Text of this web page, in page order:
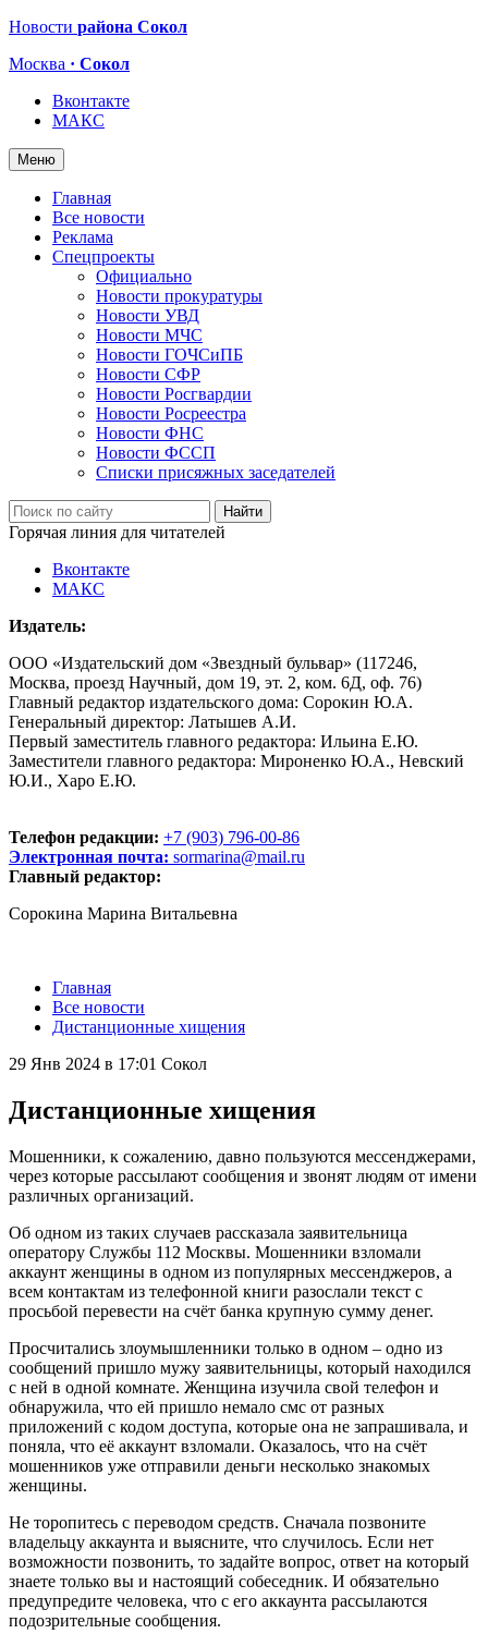
Новости района Сокол
Москва · Сокол
Вконтакте
МАКС
Меню
Главная
Все новости
Реклама
Спецпроекты
Официально
Новости прокуратуры
Новости УВД
Новости МЧС
Новости ГОЧСиПБ
Новости СФР
Новости Росгвардии
Новости Росреестра
Новости ФНС
Новости ФССП
Списки присяжных заседателей
Горячая линия для читателей
Вконтакте
МАКС
Издатель:
ООО «Издательский дом «Звездный бульвар» (117246,
Москва, проезд Научный, дом 19, эт. 2, ком. 6Д, оф. 76)
Главный редактор издательского дома: Сорокин Ю.А.
Генеральный директор: Латышев А.И.
Первый заместитель главного редактора: Ильина Е.Ю.
Заместители главного редактора: Мироненко Ю.А., Невский
Ю.И., Харо Е.Ю.
Телефон редакции: +7 (903) 796-00-86
Электронная почта: sormarina@mail.ru
Главный редактор:
Сорокина Марина Витальевна
Главная
Все новости
Дистанционные хищения
29 Янв 2024 в 17:01 Сокол
Дистанционные хищения
Мошенники, к сожалению, давно пользуются мессенджерами,
через которые рассылают сообщения и звонят людям от имени
различных организаций.
Об одном из таких случаев рассказала заявительница
оператору Службы 112 Москвы. Мошенники взломали
аккаунт женщины в одном из популярных мессенджеров, а
всем контактам из телефонной книги разослали текст с
просьбой перевести на счёт банка крупную сумму денег.
Просчитались злоумышленники только в одном – одно из
сообщений пришло мужу заявительницы, который находился
с ней в одной комнате. Женщина изучила свой телефон и
обнаружила, что ей пришло немало смс от разных
приложений с кодом доступа, которые она не запрашивала, и
поняла, что её аккаунт взломали. Оказалось, что на счёт
мошенников уже отправили деньги несколько знакомых
женщины.
Не торопитесь с переводом средств. Сначала позвоните
владельцу аккаунта и выясните, что случилось. Если нет
возможности позвонить, то задайте вопрос, ответ на который
знаете только вы и настоящий собеседник. И обязательно
предупредите человека, что с его аккаунта рассылаются
подозрительные сообщения.